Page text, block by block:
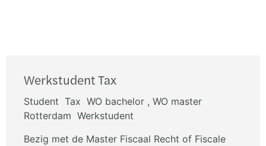
Werkstudent Tax
Student Tax WO bachelor , WO master
Rotterdam Werkstudent
Bezig met de Master Fiscaal Recht of Fiscale